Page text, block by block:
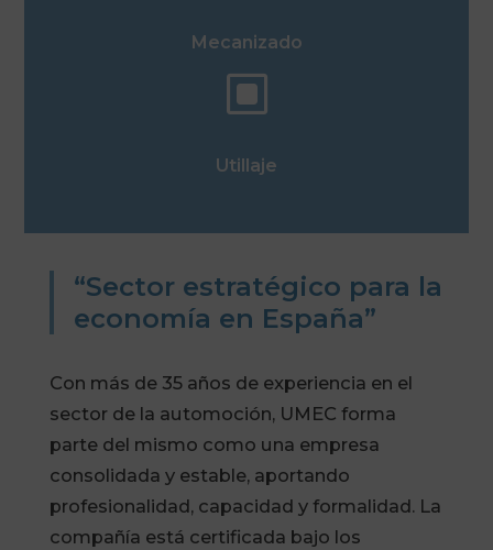
Mecanizado
W
Utillaje
“Sector estratégico para la
economía en España”
Con más de 35 años de experiencia en el
sector de la automoción, UMEC forma
parte del mismo como una empresa
consolidada y estable, aportando
profesionalidad, capacidad y formalidad. La
compañía está certificada bajo los